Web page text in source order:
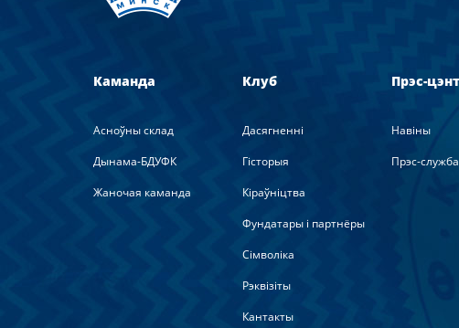
Каманда
Асноўны склад
Дынама-БДУФК
Жаночая каманда
Клуб
Дасягненні
Гісторыя
Кіраўніцтва
Фундатары і партнёры
Сімволіка
Рэквізіты
Кантакты
Прэс-
Навiны
Прэс-служба